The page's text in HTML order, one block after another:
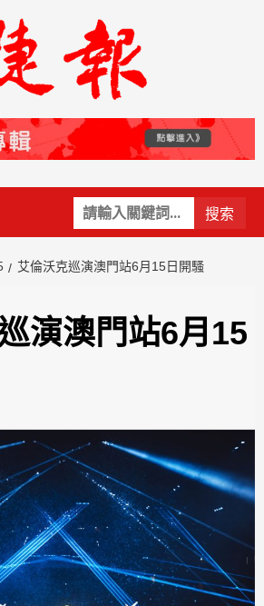
關
鍵
Primary
Menu
艾倫沃克巡演澳門站6月15日開騷
演澳門站6月15